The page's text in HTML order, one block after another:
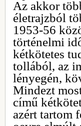
Az akkor
életrajzból
1953-56
történelmi
kétkötetes
tollából, az
lényegén,
Mindezt
című
azért tartom